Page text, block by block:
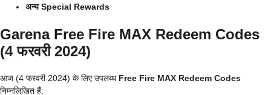
अन्य Special Rewards
Garena Free Fire MAX Redeem Codes
(4 फरवरी 2024)
आज (4 फरवरी 2024) के लिए उपलब्ध Free Fire MAX Redeem Codes
निम्नलिखित हैं: